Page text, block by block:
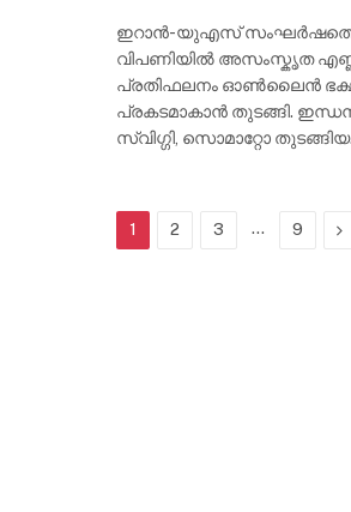
ഇറാൻ-യുഎസ്
വിപണിയിൽ അസംസ്കൃത
പ്രതിഫലനം ഓൺലൈൻ
പ്രകടമാകാൻ തുടങ്ങി.
സ്വിഗ്ഗി, സൊമാറ്റോ
1 2 3 … 9